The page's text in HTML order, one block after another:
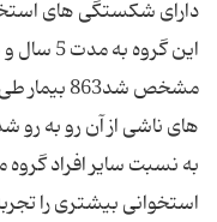
دارای شکستگی های
این
مشخص
های ناشی از آن رو به رو
به نسبت سایر افراد
استخوانی بیشتری را